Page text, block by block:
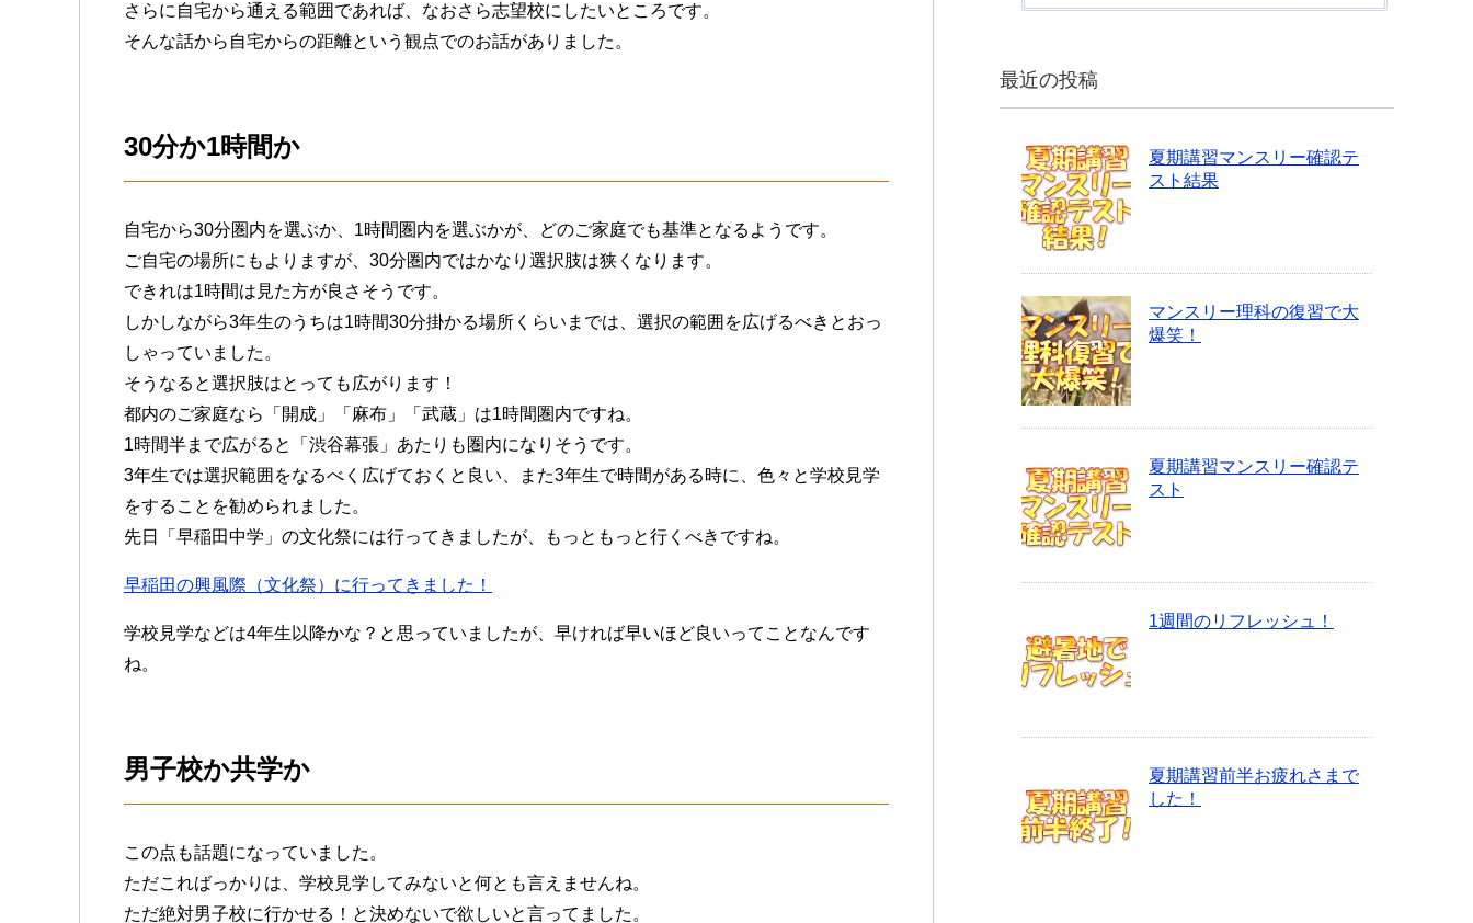
さらに自宅から通える範囲であれば、なおさら志望校にしたいところです。
そんな話から自宅からの距離という観点でのお話がありました。
30分か1時間か
自宅から30分圏内を選ぶか、1時間圏内を選ぶかが、どのご家庭でも基準となるようです。
ご自宅の場所にもよりますが、30分圏内ではかなり選択肢は狭くなります。
できれは1時間は見た方が良さそうです。
しかしながら3年生のうちは1時間30分掛かる場所くらいまでは、選択の範囲を広げるべきとおっ
しゃっていました。
そうなると選択肢はとっても広がります！
都内のご家庭なら「開成」「麻布」「武蔵」は1時間圏内ですね。
1時間半まで広がると「渋谷幕張」あたりも圏内になりそうです。
3年生では選択範囲をなるべく広げておくと良い、また3年生で時間がある時に、色々と学校見学
をすることを勧められました。
先日「早稲田中学」の文化祭には行ってきましたが、もっともっと行くべきですね。
早稲田の興風際（文化祭）に行ってきました！
学校見学などは4年生以降かな？と思っていましたが、早ければ早いほど良いってことなんです
ね。
男子校か共学か
この点も話題になっていました。
ただこればっかりは、学校見学してみないと何とも言えませんね。
ただ絶対男子校に行かせる！と決めないで欲しいと言ってました。
最近の投稿
夏期講習マンスリー確認テ
スト結果
マンスリー理科の復習で大
爆笑！
夏期講習マンスリー確認テ
スト
1週間のリフレッシュ！
夏期講習前半お疲れさまで
した！